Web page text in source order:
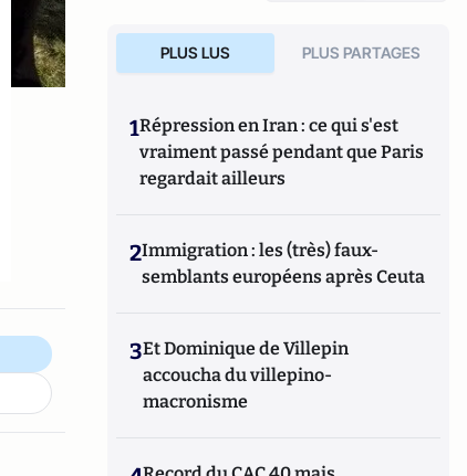
PLUS LUS PLUS PARTAGES
1Répression en Iran : ce qui s'est
vraiment passé pendant que Paris
regardait ailleurs
2Immigration : les (très) faux-
semblants européens après Ceuta
3Et Dominique de Villepin
accoucha du villepino-
macronisme